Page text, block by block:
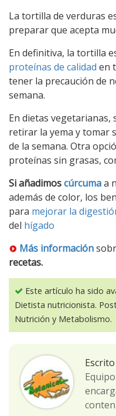
La tortilla de verduras
preparar que acepta
En definitiva, la tortilla
proteínas de calidad en
tener la precaución de
semana.
En dietas vegetarianas,
retirar la yema y tomar
de la semana. Otra
proteínas sin grasas,
Si añadimoscúrcumaa
además de color, los
para mejorar la
del hígado
Más información
recetas.
Este artículo ha sido
Dietista nutricionista.
Nutrición y Metabolismo.